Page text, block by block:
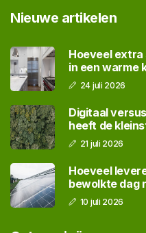
Nieuwe artikelen
Hoeveel
in een warme
24 juli 2026
Digitaal
heeft de
21 juli 2026
Hoeveel
bewolkte dag
10 juli 2026